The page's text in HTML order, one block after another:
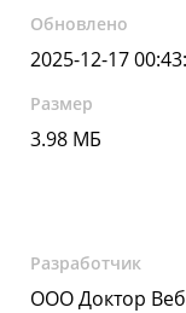
Обновлено
2025-12-17
Размер
3.98 МБ
Разработчик
ООО Доктор Веб